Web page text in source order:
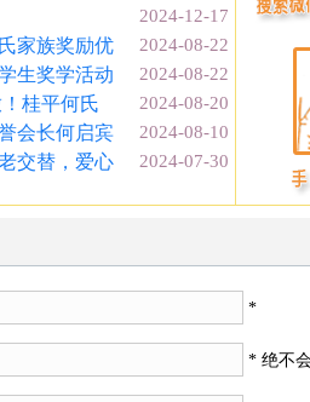
2024-12-17
2024-08-22
家族奖励优
2024-08-22
生奖学活动
2024-08-20
桂平何氏
2024-08-10
会长何启宾
2024-07-30
交替，爱心
*
* 绝不